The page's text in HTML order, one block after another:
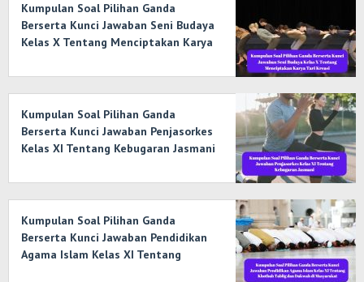
Kumpulan Soal Pilihan Ganda
Berserta Kunci Jawaban Seni Budaya
Kelas X Tentang Menciptakan Karya
Kumpulan Soal Pilihan Ganda
Berserta Kunci Jawaban Penjasorkes
Kelas XI Tentang Kebugaran Jasmani
Kumpulan Soal Pilihan Ganda
Berserta Kunci Jawaban Pendidikan
Agama Islam Kelas XI Tentang